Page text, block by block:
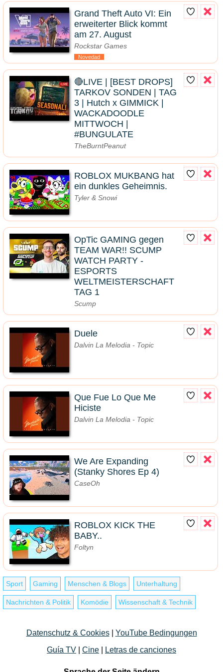
Grand Theft Auto VI: Ein
erweiterter Blick kommt
am 27. August
Rockstar Games
Novedad
🔴LIVE | [BEST DROPS]
TARKOV SONDEN | TAG
3 | Hutch x GIMMICK |
WACKADOODLE
MITTWOCH |
#BUNGULATE
TheBurntPeanut
ROBLOX MUKBANG hat
ein dunkles Geheimnis.
Tyler & Snowi
OpTic GAMING gegen
TEAM WAR!! SCUMP
WATCH PARTY -
ESPORTS
WELTMEISTERSCHAFT
TAG 1
Scump
Duele
Dalvin La Melodia - Topic
Que Fue Lo Que Me
Hiciste
Dalvin La Melodia - Topic
We Are Expanding
(Stanky Shores Ep 4)
CaseOh
ROBLOX KICK THE
BABY..
Foltyn
Sport Gaming Menschen & Blogs Unterhaltung
Nachrichten & Politik Komödie Wissenschaft & Technik
Datenschutz & Cookies| YouTube Bedingungen
Guía TV
Cine Letras de canciones